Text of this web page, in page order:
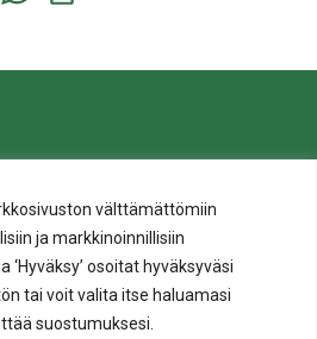
välttämättömiin
ja markkinoinnillisiin
‘Hyväksy’ osoitat hyväksyväsi
tai voit valita itse haluamasi
suostumuksesi.